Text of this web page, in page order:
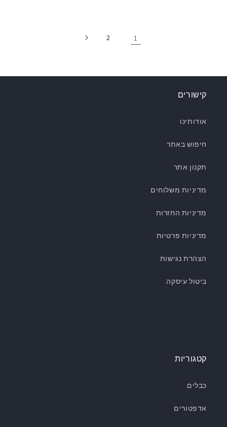
1
2
קישורים
אודותינו
חיפוש באתר
תקנון אתר
מדיניות משלוחים
מדיניות החזרות
מדיניות פרטיות
הצהרת נגישות
ביטול עיסקה
קטגוריות
כבלים
אדפטורים